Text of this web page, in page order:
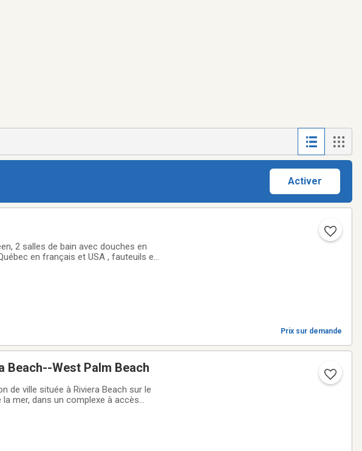
Activer
2 salles de bain avec douches en
en français et USA , fauteuils en
Prix sur demande
Beach--West Palm Beach
de ville située à Riviera Beach sur le
mer, dans un complexe à accès